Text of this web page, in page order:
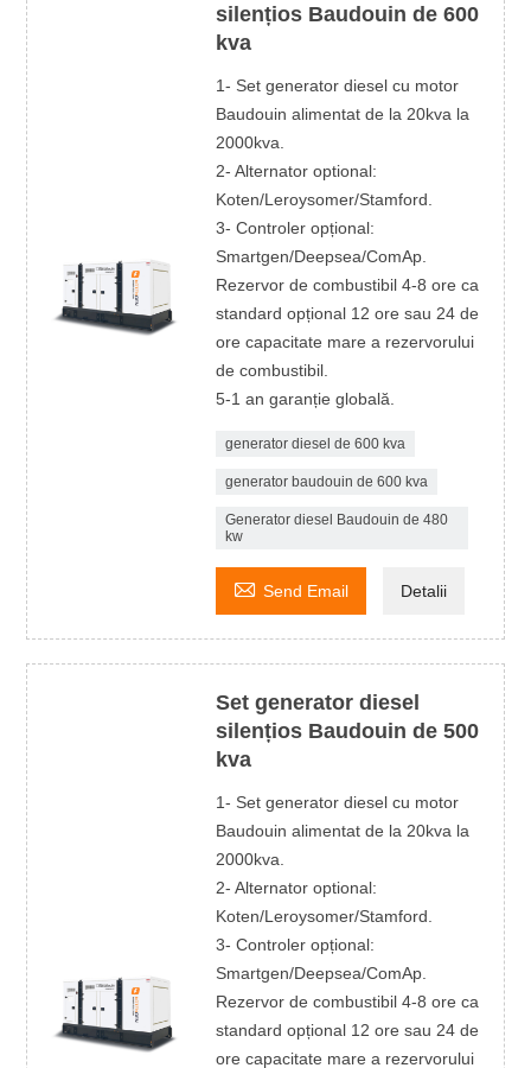
silențios Baudouin de 600
kva
1- Set generator diesel cu motor
Baudouin alimentat de la 20kva la
2000kva.
2- Alternator optional:
Koten/Leroysomer/Stamford.
3- Controler opțional:
Smartgen/Deepsea/ComAp.
Rezervor de combustibil 4-8 ore ca
standard opțional 12 ore sau 24 de
ore capacitate mare a rezervorului
de combustibil.
5-1 an garanție globală.
generator diesel de 600 kva
generator baudouin de 600 kva
Generator diesel Baudouin de 480
kw
 Send Email Detalii
Set generator diesel
silențios Baudouin de 500
kva
1- Set generator diesel cu motor
Baudouin alimentat de la 20kva la
2000kva.
2- Alternator optional:
Koten/Leroysomer/Stamford.
3- Controler opțional:
Smartgen/Deepsea/ComAp.
Rezervor de combustibil 4-8 ore ca
standard opțional 12 ore sau 24 de
ore capacitate mare a rezervorului